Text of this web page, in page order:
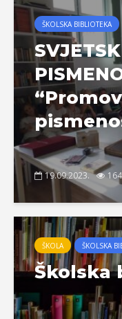
ŠKOLSKA BIBLIOTEKA
19.09.2023.
ŠKOLA ŠKOLSKA
Školska